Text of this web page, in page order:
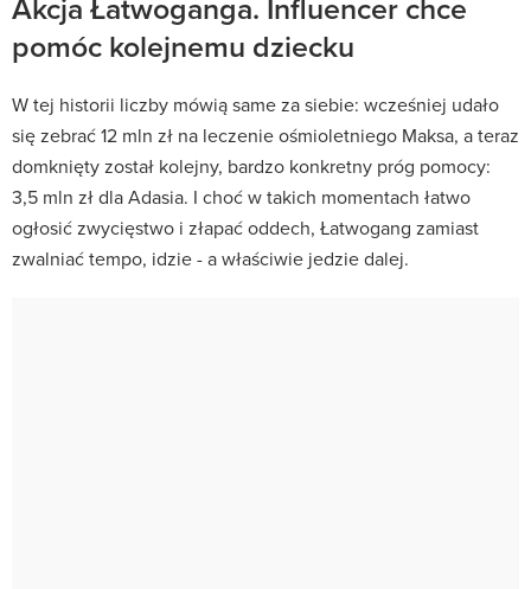
pomóc kolejnemu dziecku
W tej historii liczby mówią same za siebie: wcześniej udało
się zebrać 12 mln zł na leczenie ośmioletniego Maksa, a teraz
domknięty został kolejny, bardzo konkretny próg pomocy:
3,5 mln zł dla Adasia. I choć w takich momentach łatwo
ogłosić zwycięstwo i złapać oddech, Łatwogang zamiast
zwalniać tempo, idzie - a właściwie jedzie dalej.